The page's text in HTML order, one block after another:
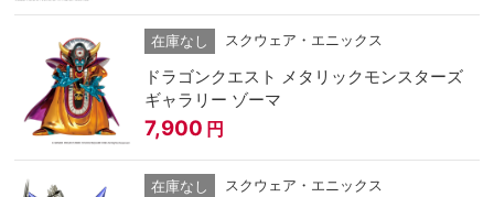
在庫なし スクウェア・エニックス
ドラゴンクエスト メタリックモンスターズ
ギャラリー ゾーマ
7,900 円
在庫なし スクウェア・エニックス